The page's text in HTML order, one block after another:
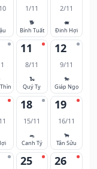
1/11
🐕
Bính Tuất
2/11
🐖
Đinh Hợi
11
8/11
🐍
Quý Tỵ
12
9/11
🐎
Giáp Ngọ
18
15/11
🐀
Canh Tý
19
16/11
🐂
Tân Sửu
25 26